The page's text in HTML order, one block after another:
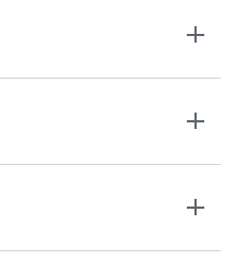
の新品買取価格